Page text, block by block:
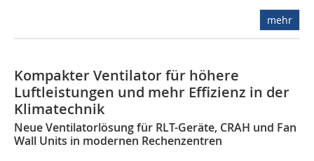
mehr
Kompakter Ventilator für höhere
Luftleistungen und mehr Effizienz in der
Klimatechnik
Neue Ventilatorlösung für RLT-Geräte, CRAH und Fan
Wall Units in modernen Rechenzentren